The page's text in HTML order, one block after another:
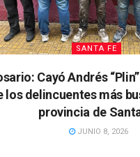
SANTA FE
Cayó Andrés
los delincuentes más
provincia de
JUNIO 8, 2026